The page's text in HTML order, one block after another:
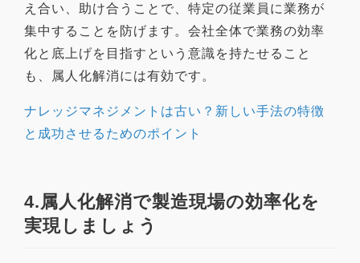
え合い、助け合うことで、特定の従業員に業務が
集中することを防げます。会社全体で業務の効率
化と底上げを目指すという意識を持たせること
も、属人化解消には有効です。
ナレッジマネジメントは古い？新しい手法の特徴
と成功させるためのポイント
4.属人化解消で製造現場の効率化を
実現しましょう